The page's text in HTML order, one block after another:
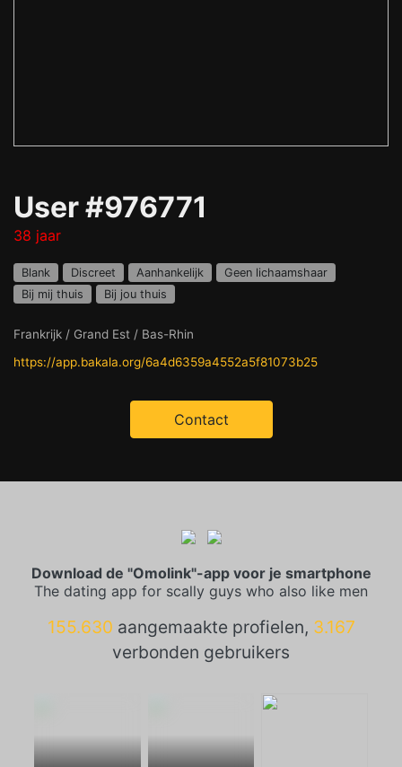
User #976771
38 jaar
Blank Discreet Aanhankelijk
Geen lichaamshaar
Bij mij thuis
Bij jou thuis
Frankrijk / Grand Est / Bas-Rhin
https://app.bakala.org/6a4d6359a4552a5f81073b25
Contact
Download de "Omolink"-app voor je smartphone
The dating app for scally guys who also like men
155.630 aangemaakte profielen, 3.167
verbonden gebruikers